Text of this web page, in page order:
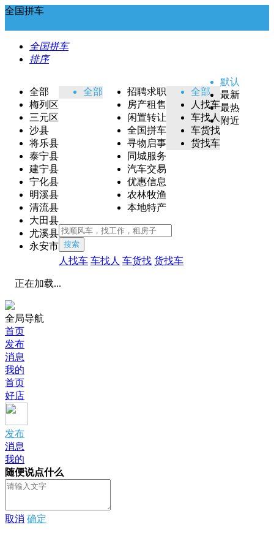
全国拼车
全国拼车
排序
全部
梅列区
三元区
沙县
将乐县
泰宁县
建宁县
宁化县
明溪县
清流县
大田县
尤溪县
永安市
全部
招聘求职
房产租售
闲置转让
全国拼车
寻物启事
同城服务
汽车交易
优惠信息
农林牧渔
本地特产
全部
人找车
车找人
车货找
货找车
默认
最新
最热
附近
搜索
人找车 车找人 车货找 货找车
正在加载...
全局导航
首页
发布
消息
我的
首页
好店
发布
消息
我的
随便说点什么
取消 确定